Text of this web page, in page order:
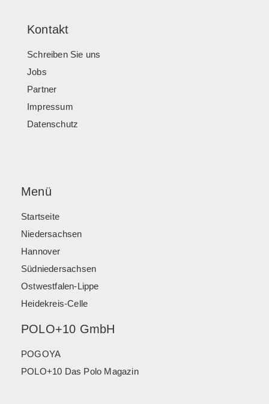
Kontakt
Schreiben Sie uns
Jobs
Partner
Impressum
Datenschutz
Menü
Startseite
Niedersachsen
Hannover
Südniedersachsen
Ostwestfalen-Lippe
Heidekreis-Celle
POLO+10 GmbH
POGOYA
POLO+10 Das Polo Magazin